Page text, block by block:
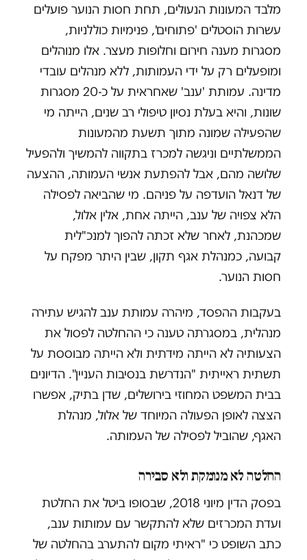
מלבד המעונות הנעולים, תחת חסות הנוער פועלים
עשרות הוסטלים 'פתוחים', פנימיות כוללניות,
מסגרות מענה חירום וחלופות מעצר. אלו מנוהלים
ומופעלים רק על ידי העמותות, ללא מנהלים עובדי
מדינה. עמותת 'ענב' שאחראית על כ-20 מסגרות
שונות, והיא בעלת נסיון טיפולי רב שנים, הייתה מי
שהפעילה שמונה מתוך תשעת מהמעונות
הממשלתיים וניגשה למכרז בתקווה להמשיך ולהפעיל
שלושה מהם, אבל להפתעת אנשי העמותה, ההצעה
של דנאל הועדפה על פניהם. מי שהביאה לפסילה
הלא צפויה של ענב, הייתה אחת, אלין אלול,
שמכהנת, לאחר שלא זכתה להפוך למנכ"לית
קבועה, כמנהלת אגף תקון, שבין היתר מפקח על
חסות הנוער.
בעקבות ההפסד, מיהרה עמותת ענב להגיש עתירה
מנהלית, במסגרתה טענה כי ההחלטה לפסול את
הצעותיה לא הייתה מידתית ולא הייתה מבוססת על
תשתית ראייתית "הנדרשת בנסיבות העניין". הדיונים
בבית המשפט המחוזי בירושלים, שדן בתיק, אפשרו
הצצה לאופן הפעולה המיוחד של אלול, מנהלת
האגף, שהוביל לפסילה של העמותה.
החלטה לא מנומקת ולא סבירה
בפסק הדין מיוני 2018, שבסופו ביטל את החלטת
ועדת המכרזים שלא להתקשר עם עמותות ענב,
כתב השופט כי "ראיתי מקום להתערב בהחלטה של